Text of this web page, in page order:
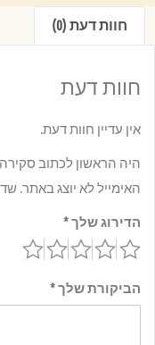
חוות דעת (0)
חוות דעת
אין עדיין חוות דעת.
היה הראשון לכתוב
האימייל לא יוצג באתר.
הדירוג שלך*
הביקורת שלך*